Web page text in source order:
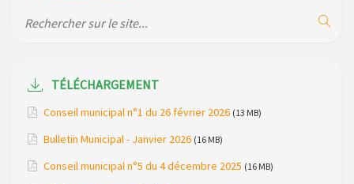
bungalows bois, ses chalets et sa piscine
Campagne de collecte des plastiques agricoles le 22 avril
2026
déchets ménagers
TÉLÉCHARGEMENT
Conseil municipal n°1 du 26 février 2026 (13 MB)
Bulletin Municipal - Janvier 2026 (16 MB)
Conseil municipal n°5 du 4 décembre 2025 (16 MB)